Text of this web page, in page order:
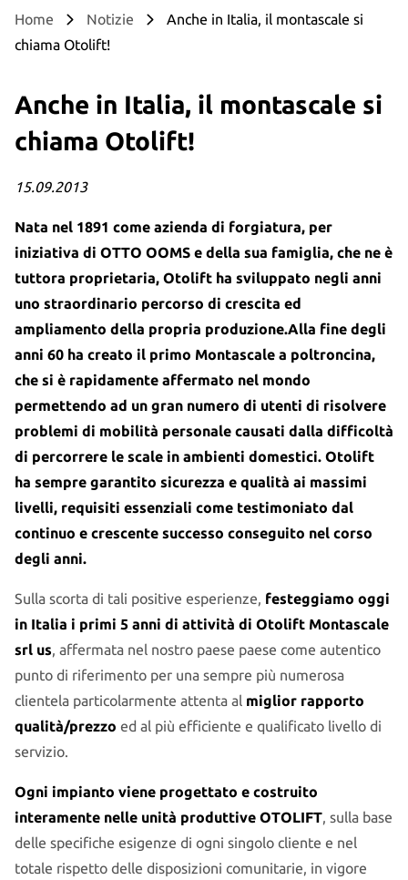
Home Notizie
Anche in Italia, il montascale si
chiama Otolift!
Anche in Italia, il montascale si
chiama Otolift!
15.09.2013
Nata nel 1891 come azienda di forgiatura, per
iniziativa di OTTO OOMS e della sua famiglia, che ne è
tuttora proprietaria, Otolift ha sviluppato negli anni
uno straordinario percorso di crescita ed
ampliamento della propria produzione.Alla fine degli
anni 60 ha creato il primo Montascale a poltroncina,
che si è rapidamente affermato nel mondo
permettendo ad un gran numero di utenti di risolvere
problemi di mobilità personale causati dalla difficoltà
di percorrere le scale in ambienti domestici. Otolift
ha sempre garantito sicurezza e qualità ai massimi
livelli, requisiti essenziali come testimoniato dal
continuo e crescente successo conseguito nel corso
degli anni.
Sulla scorta di tali positive esperienze, festeggiamo oggi
in Italia i primi 5 anni di attività di Otolift Montascale
srl us, affermata nel nostro paese paese come autentico
punto di riferimento per una sempre più numerosa
clientela particolarmente attenta al miglior rapporto
qualità/prezzo ed al più efficiente e qualificato livello di
servizio.
Ogni impianto viene progettato e costruito
interamente nelle unità produttive OTOLIFT, sulla base
delle specifiche esigenze di ogni singolo cliente e nel
totale rispetto delle disposizioni comunitarie, in vigore